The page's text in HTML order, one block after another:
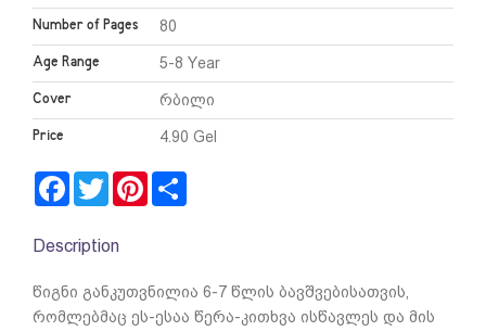
Number of Pages 80
Age Range 5-8 Year
Cover რბილი
Price 4.90 Gel
Facebook
TwitterPinterest
Description
წიგნი განკუთვნილია 6-7 წლის ბავშვებისათვის,
რომლებმაც ეს-ესაა წერა-კითხვა ისწავლეს და მის